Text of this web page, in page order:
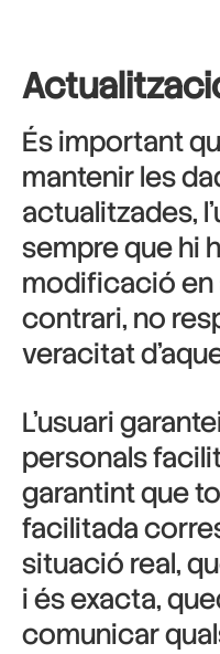
És important
mantenir les
actualitzades,
sempre que hi
modificació en
contrari, no
veracitat
L’usuari
personals
garantint que
facilitada
situació real,
i és exacta,
comunicar